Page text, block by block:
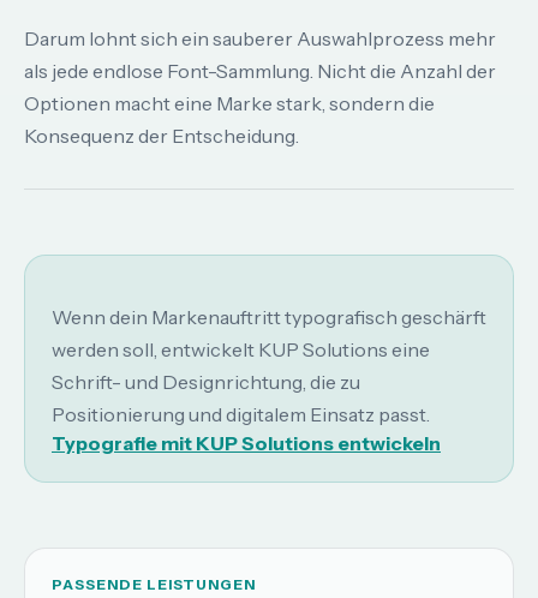
Darum lohnt sich ein sauberer Auswahlprozess mehr
als jede endlose Font-Sammlung. Nicht die Anzahl der
Optionen macht eine Marke stark, sondern die
Konsequenz der Entscheidung.
Wenn dein Markenauftritt typografisch geschärft
werden soll, entwickelt KUP Solutions eine
Schrift- und Designrichtung, die zu
Positionierung und digitalem Einsatz passt.
Typografie mit KUP Solutions entwickeln
PASSENDE LEISTUNGEN